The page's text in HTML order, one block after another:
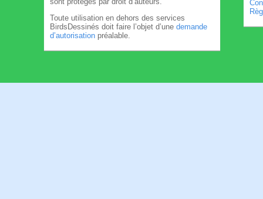
Toute utilisation en dehors des services
BirdsDessinés doit faire l’objet d’une demande
d’autorisation préalable.